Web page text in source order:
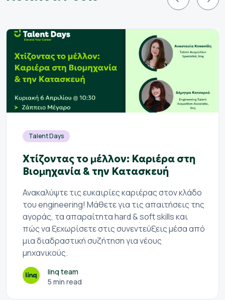
Talent Days
Χτίζοντας το μέλλον: Καριέρα στη
Βιομηχανία & την Κατασκευή
Ανακαλύψτε τις ευκαιρίες καριέρας στον κλάδο
του engineering! Μάθετε για τις απαιτήσεις της
αγοράς, τα απαραίτητα hard & soft skills και
πώς να ξεχωρίσετε στις συνεντεύξεις μέσα από
μια διαδραστική συζήτηση για νέους
μηχανικούς.
linq team
5 min read